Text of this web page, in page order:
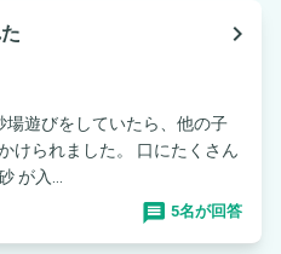
navigate_next
遊びをしていたら、他の子
けられました。 口にたくさん
が入...
5名が回答